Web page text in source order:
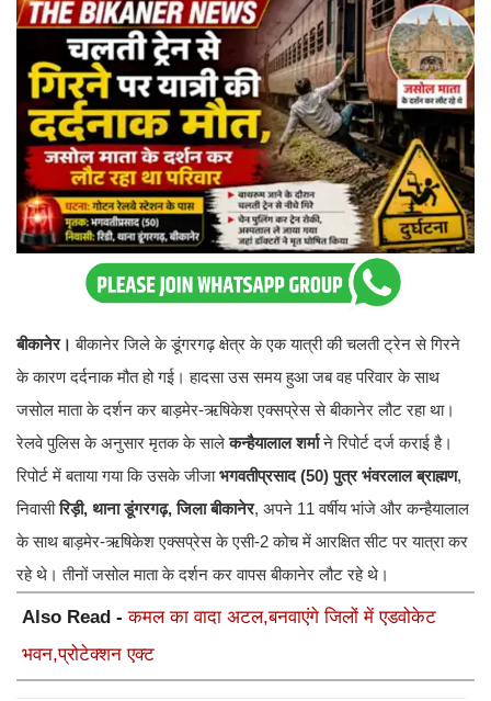
बीकानेर। बीकानेर जिले के डूंगरगढ़ क्षेत्र के एक यात्री की चलती ट्रेन से गिरने
के कारण दर्दनाक मौत हो गई। हादसा उस समय हुआ जब वह परिवार के साथ
जसोल माता के दर्शन कर बाड़मेर-ऋषिकेश एक्सप्रेस से बीकानेर लौट रहा था।
रेलवे पुलिस के अनुसार मृतक के सालेकन्हैयालाल शर्माने रिपोर्ट दर्ज कराई है।
रिपोर्ट में बताया गया कि उसके जीजाभगवतीप्रसाद (50) पुत्र भंवरलाल ब्राह्मण,
निवासीरिड़ी, थाना डूंगरगढ़, जिला बीकानेर, अपने 11 वर्षीय भांजे और कन्हैयालाल
के साथ बाड़मेर-ऋषिकेश एक्सप्रेस के एसी-2 कोच में आरक्षित सीट पर यात्रा कर
रहे थे। तीनों जसोल माता के दर्शन कर वापस बीकानेर लौट रहे थे।
Also Read -कमल का वादा अटल,बनवाएंगे जिलों में एडवोकेट
भवन,प्रोटेक्शन एक्ट